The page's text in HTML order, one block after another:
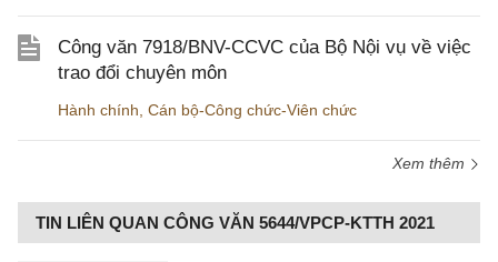
Công văn 7918/BNV-CCVC của Bộ Nội vụ về việc
trao đổi chuyên môn
Hành chính Cán bộ-Công chức-Viên chức
Xem thêm
TIN LIÊN QUAN CÔNG VĂN 5644/VPCP-KTTH 2021